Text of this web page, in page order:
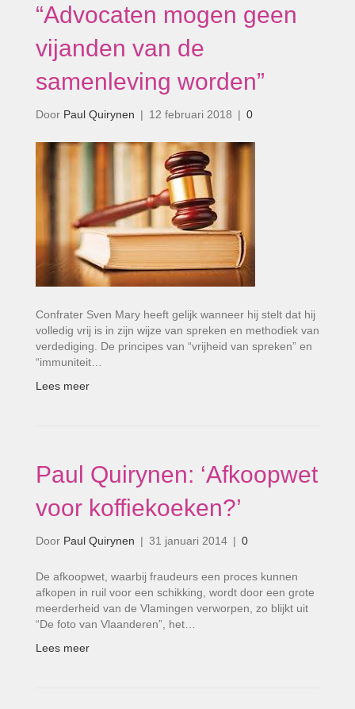
“Advocaten mogen geen
vijanden van de
samenleving worden”
Door Paul Quirynen | 12 februari 2018 | 0
Confrater Sven Mary heeft gelijk wanneer hij stelt dat hij
volledig vrij is in zijn wijze van spreken en methodiek van
verdediging. De principes van “vrijheid van spreken” en
“immuniteit…
Lees meer
Paul Quirynen: ‘Afkoopwet
voor koffiekoeken?’
Door Paul Quirynen | 31 januari 2014 | 0
De afkoopwet, waarbij fraudeurs een proces kunnen
afkopen in ruil voor een schikking, wordt door een grote
meerderheid van de Vlamingen verworpen, zo blijkt uit
“De foto van Vlaanderen”, het…
Lees meer